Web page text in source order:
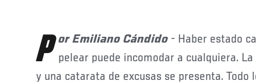
Por Emiliano Cándido - Haber estado
pelear puede incomodar a cualquiera.
y una catarata de excusas se presenta.